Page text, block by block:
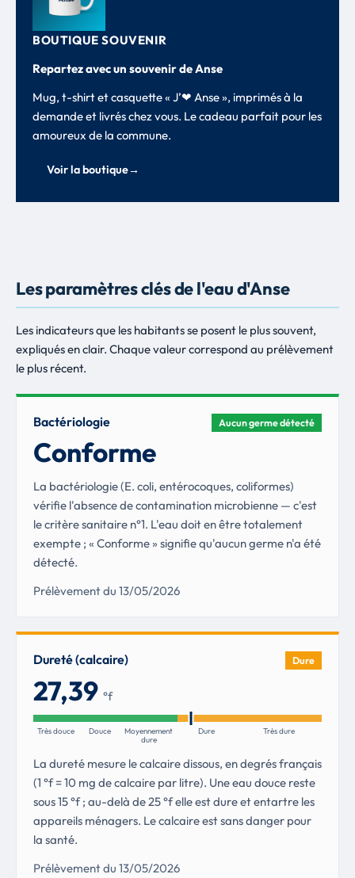
BOUTIQUE SOUVENIR
Repartez avec un souvenir de Anse
Mug, t-shirt et casquette « J’❤ Anse », imprimés à la
demande et livrés chez vous. Le cadeau parfait pour les
amoureux de la commune.
Voir la boutique→
Les paramètres clés de l'eau d'Anse
Les indicateurs que les habitants se posent le plus souvent,
expliqués en clair. Chaque valeur correspond au prélèvement
le plus récent.
Bactériologie Aucun germe détecté
Conforme
La bactériologie (E. coli, entérocoques, coliformes)
vérifie l'absence de contamination microbienne — c'est
le critère sanitaire n°1. L'eau doit en être totalement
exempte ; « Conforme » signifie qu'aucun germe n'a été
détecté.
Prélèvement du 13/05/2026
Dureté (calcaire) Dure
27,39 °f
Très douce Douce
Moyennement
dure
Dure Très dure
La dureté mesure le calcaire dissous, en degrés français
(1 °f = 10 mg de calcaire par litre). Une eau douce reste
sous 15 °f ; au-delà de 25 °f elle est dure et entartre les
appareils ménagers. Le calcaire est sans danger pour
la santé.
Prélèvement du 13/05/2026